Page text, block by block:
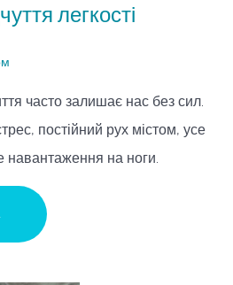
легкості
часто залишає нас без сил.
постійний рух містом, усе
навантаження на ноги.